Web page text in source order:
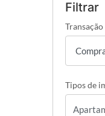
Filtrar
Transação
Tipos de